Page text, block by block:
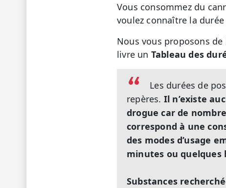
Vous consommez du
voulez connaître la
Nous vous proposons
livre un Tableau des
Les durées de
repères. Il n’existe
drogue car de
correspond à une
des modes d’usage
minutes ou quelques
Substances